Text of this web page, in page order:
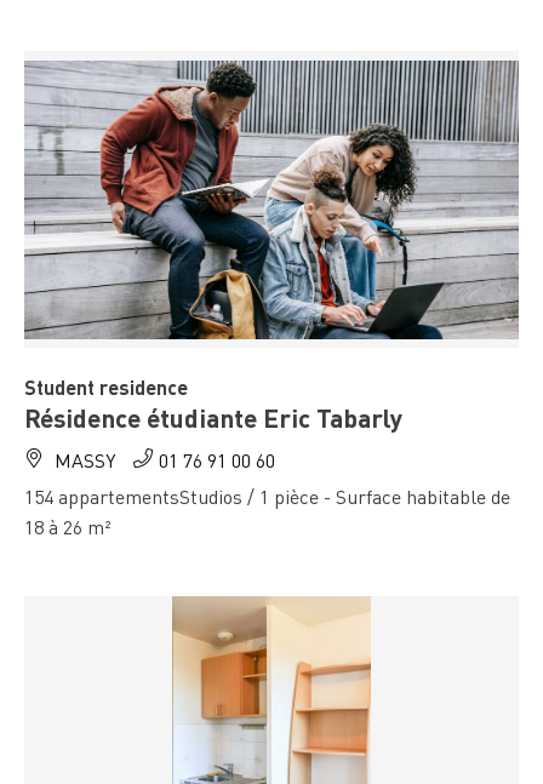
Student residence
Résidence étudiante Eric Tabarly
MASSY
01 76 91 00 60
154 appartementsStudios / 1 pièce - Surface habitable de
18 à 26 m²